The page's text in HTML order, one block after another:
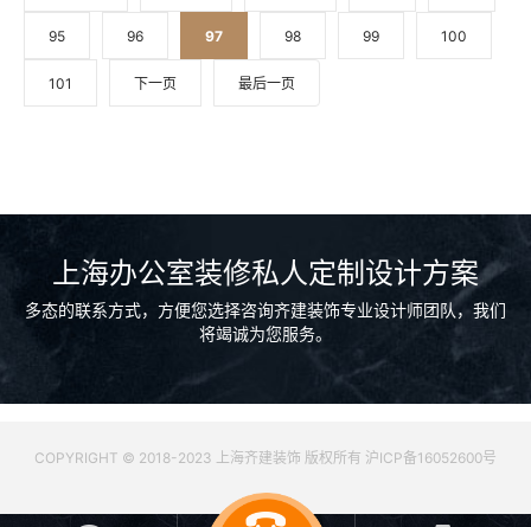
95 96 97 98 99 100
101 下一页 最后一页
上海办公室装修私人定制设计方案
多态的联系方式，方便您选择咨询齐建装饰专业设计师团队，我们
将竭诚为您服务。
COPYRIGHT © 2018-2023 上海齐建装饰 版权所有 沪ICP备16052600号